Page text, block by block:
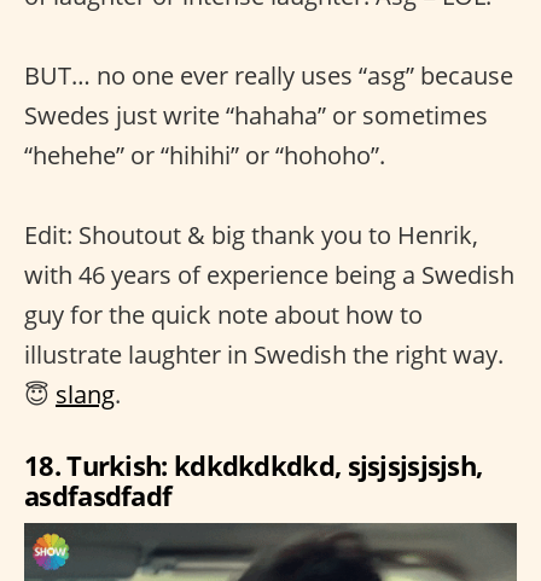
BUT… no one ever really uses “asg” because
Swedes just write “hahaha” or sometimes
“hehehe” or “hihihi” or “hohoho”.
Edit: Shoutout & big thank you to Henrik,
with 46 years of experience being a Swedish
guy for the quick note about how to
illustrate laughter in Swedish the right way.
😇 slang.
18. Turkish: kdkdkdkdkd, sjsjsjsjsjsh,
asdfasdfadf